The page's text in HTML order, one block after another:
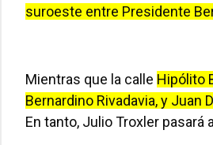
suroeste entre Presidente
Mientras que la calle Hipólito
Bernardino Rivadavia, y
En tanto, Julio Troxler